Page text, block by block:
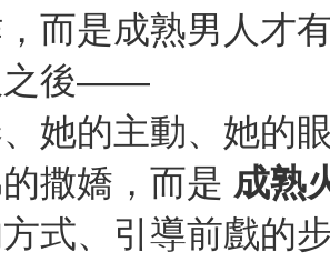
而是成熟男人才
之後——
她的主動、她的
撒嬌，而是 成熟
式、引導前戲的